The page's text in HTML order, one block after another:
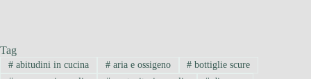
Tag
#abitudini in cucina #aria e ossigeno # bottiglie scure